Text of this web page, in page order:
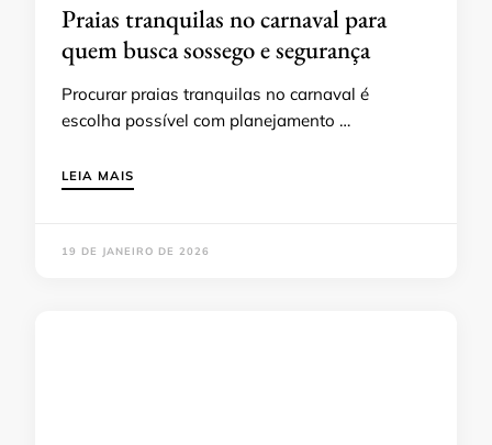
Praias tranquilas no carnaval para
quem busca sossego e segurança
Procurar praias tranquilas no carnaval é
escolha possível com planejamento …
LEIA MAIS
19 DE JANEIRO DE 2026